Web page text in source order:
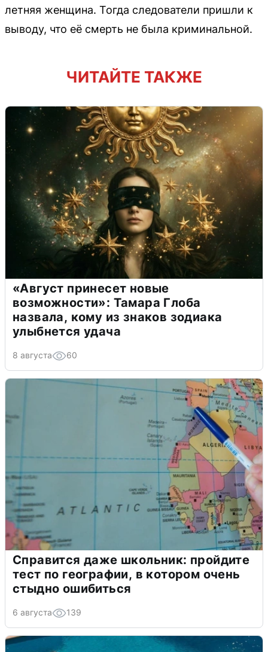
летняя женщина. Тогда следователи пришли к
выводу, что её смерть не была криминальной.
ЧИТАЙТЕ ТАКЖЕ
«Август принесет новые
возможности»: Тамара Глоба
назвала, кому из знаков зодиака
улыбнется удача
8 августа 60
Справится даже школьник: пройдите
тест по географии, в котором очень
стыдно ошибиться
6 августа 139